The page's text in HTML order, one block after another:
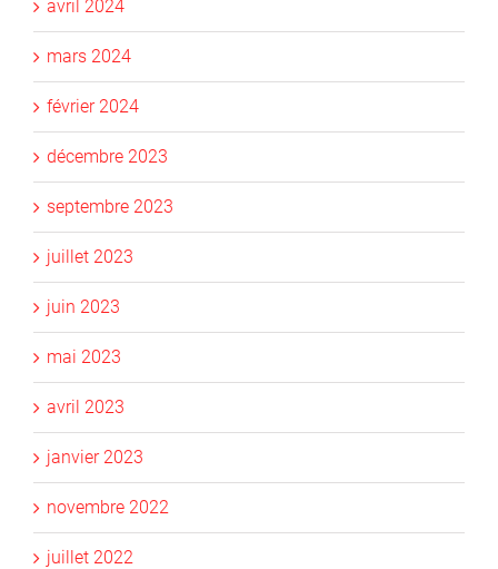
avril 2024
mars 2024
février 2024
décembre 2023
septembre 2023
juillet 2023
juin 2023
mai 2023
avril 2023
janvier 2023
novembre 2022
juillet 2022